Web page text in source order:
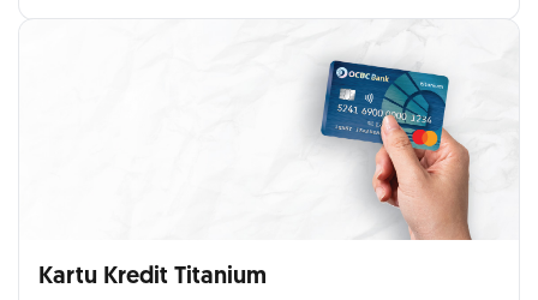
Kartu Kredit Titanium